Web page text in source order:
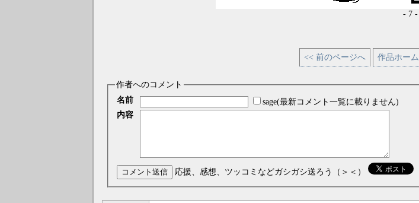
- 7 -
<< 前のページへ 作品ホーム
作者へのコメント
名前
sage(最新コメント一覧に載りません)
内容
コメント送信 応援、感想、ツッコミなどガシガシ送ろう（＞＜）